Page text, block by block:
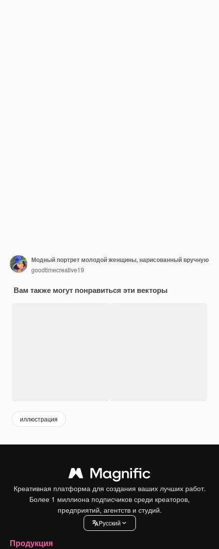
Модный портрет молодой женщины, нарисованный вручную
goodtimecreative19
Вам также могут понравиться эти векторы
иллюстрация
Креативная платформа для создания ваших лучших работ.
Более 1 миллиона подписчиков среди креаторов,
предприятий, агентств и студий.
Pусский
Продукция